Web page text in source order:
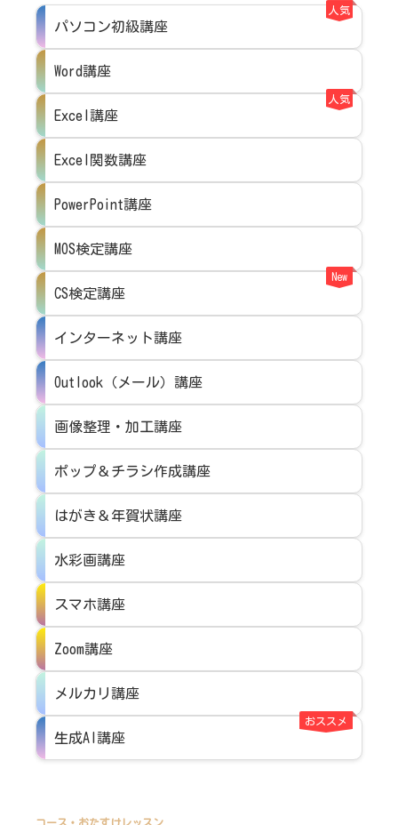
パソコン初級講座
人気
Word講座
Excel講座
人気
Excel関数講座
PowerPoint講座
MOS検定講座
CS検定講座
New
インターネット講座
Outlook（メール）講座
画像整理・加工講座
ポップ＆チラシ作成講座
はがき＆年賀状講座
水彩画講座
スマホ講座
Zoom講座
メルカリ講座
生成AI講座
おススメ
コース・おたすけレッスン